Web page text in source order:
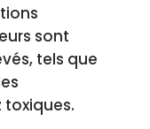
sont
tels que
toxiques.